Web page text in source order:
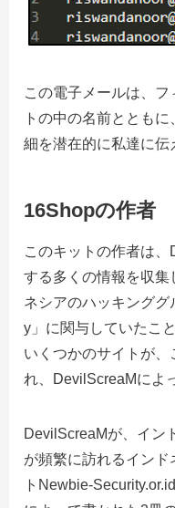
この電子メールは、
トの中の名前ととも
細を潜在的に私達に伝
16Shopの作者
このキットの作者は
する多くの情報を収集
ネシアのハッキング
y」に関与していたこ
いくつかのサイトが、
れ、DevilScreaMによ
DevilScreaMが、イン
が頻繁に訪れるインド
トNewbie-